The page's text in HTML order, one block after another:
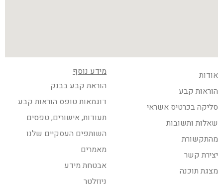
אודות
הוראות קבע
סליקה בכרטיס אשראי
שאלות ותשובות
מהתקשורת
יצירת קשר
מצגת תוכנה
מידע נוסף
הוראת קבע בבנק
דוגמאות טופס הוראות קבע
תעודות, אישורים, טפסים
השותפים העסקיים שלנו
מאמרים
אבטחת מידע
ניוזלטר